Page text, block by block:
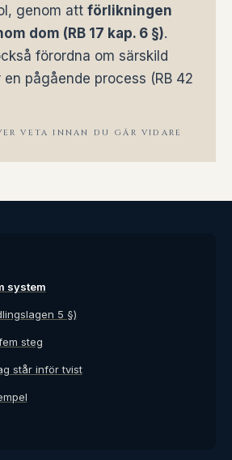
genom att förlikningen
dom (RB 17 kap. 6 §).
förordna om särskild
pågående process (RB 42
VETA INNAN DU GÅR VIDARE
system
5 §)
steg
står inför tvist